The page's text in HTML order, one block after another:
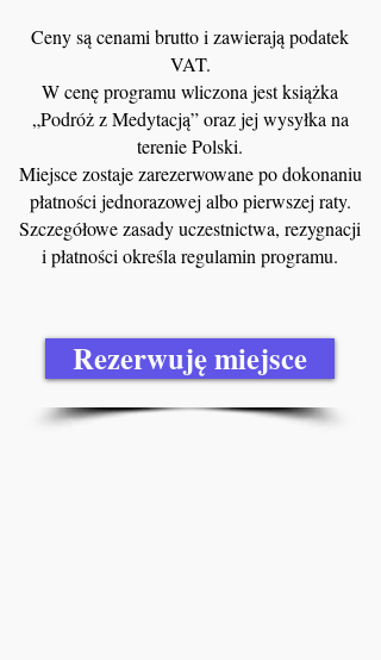
Ceny są cenami brutto i zawierają podatek
VAT.
W cenę programu wliczona jest książka
„Podróż z Medytacją” oraz jej wysyłka na
terenie Polski.
Miejsce zostaje zarezerwowane po dokonaniu
płatności jednorazowej albo pierwszej raty.
Szczegółowe zasady uczestnictwa, rezygnacji
i płatności określa regulamin programu.
Rezerwuję miejsce